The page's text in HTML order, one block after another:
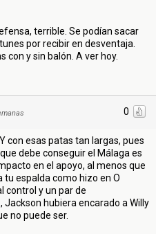
terrible. Se podían sacar
por recibir en desventaja.
con y sin balón. A ver hoy.
0
con esas patas tan largas, pues
debe conseguir el Málaga es
en el apoyo, al menos que
espalda como hizo en O
control y un par de
hubiera encarado a Willy
no puede ser.